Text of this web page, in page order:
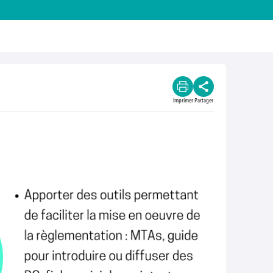
Imprimer Partager